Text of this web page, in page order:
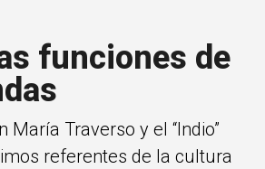
funciones de
María Traverso y el “Indio”
referentes de la cultura